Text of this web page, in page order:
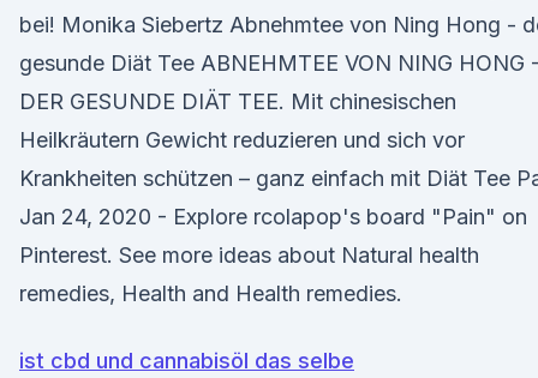
bei! Monika Siebertz Abnehmtee von Ning Hong -
gesunde Diät Tee ABNEHMTEE VON NING HONG -
DER GESUNDE DIÄT TEE. Mit chinesischen
Heilkräutern Gewicht reduzieren und sich vor
Krankheiten schützen – ganz einfach mit Diät Tee
Jan 24, 2020 - Explore rcolapop's board "Pain" on
Pinterest. See more ideas about Natural health
remedies, Health and Health remedies.
ist cbd und cannabisöl das selbe